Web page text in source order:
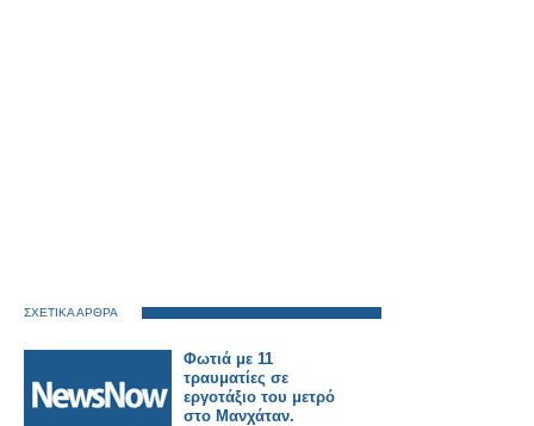
ΣΧΕΤΙΚΑ ΑΡΘΡΑ
Φωτιά με 11
τραυματίες σε
εργοτάξιο του μετρό
στο Μανχάταν.